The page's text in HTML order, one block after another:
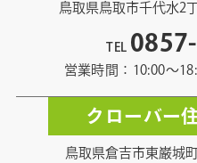
鳥取県鳥取市千代水2
TEL
営業時間：10:00〜
クローバー
鳥取県倉吉市東巌城